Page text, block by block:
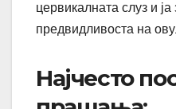
цервикалната слуз и ја
предвидливоста на
Најчесто